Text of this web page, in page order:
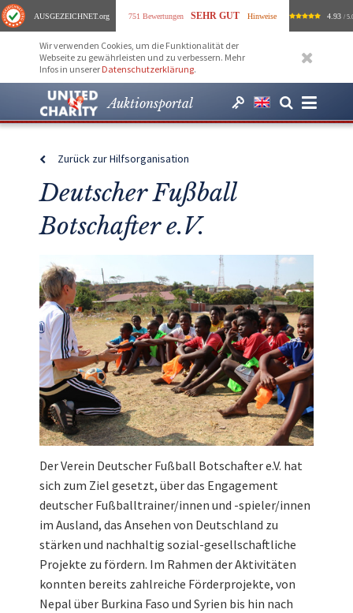
AUSGEZEICHNET.org 751 Bewertungen SEHR GUT Hinweise 4.93 /
Wir verwenden Cookies, um die Funktionalität der
Webseite zu gewährleisten und zu verbessern. Mehr
Infos in unserer Datenschutzerklärung.
Auktionsportal
Zurück zur Hilfsorganisation
Deutscher Fußball
Botschafter e.V.
Der Verein Deutscher Fußball Botschafter e.V. hat
sich zum Ziel gesetzt, über das Engagement
deutscher Fußballtrainer/innen und -spieler/innen
im Ausland, das Ansehen von Deutschland zu
stärken und nachhaltig sozial-gesellschaftliche
Projekte zu fördern. Im Rahmen der Aktivitäten
konnten bereits zahlreiche Förderprojekte, von
Nepal über Burkina Faso und Syrien bis hin nach